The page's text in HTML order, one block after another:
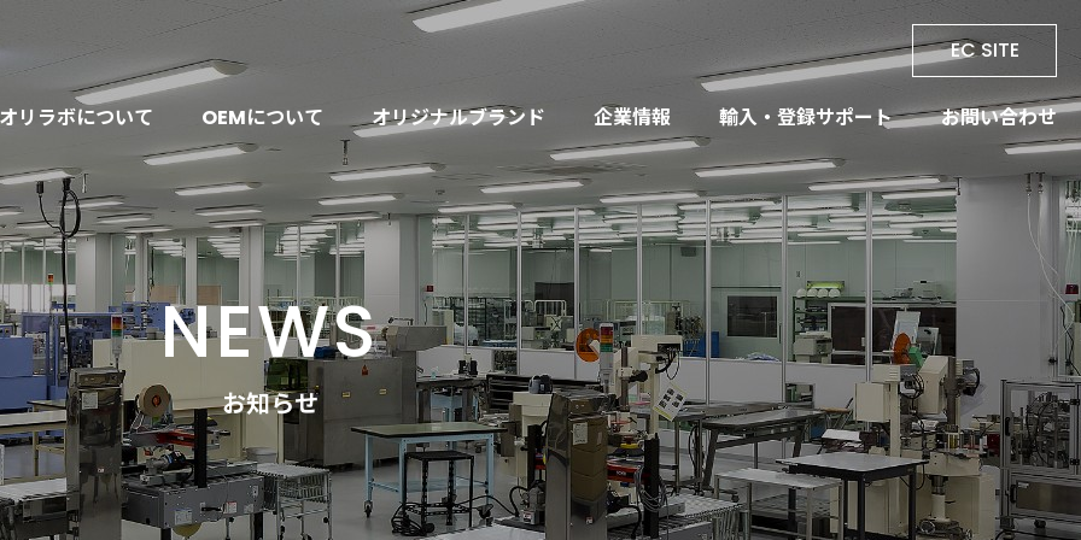
EC SITE
オリラボについて OEMについて オリジナルブランド 企業情報 輸入・登録サポート お問い合わせ
NEWS
お知らせ